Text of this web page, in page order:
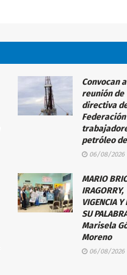
Convocan a
reunión de
directiva
petróleo
06/08/2026
MARIO
IRAGORRY,
VIGENCIA Y
SU
Marisela
Moreno
06/08/2026